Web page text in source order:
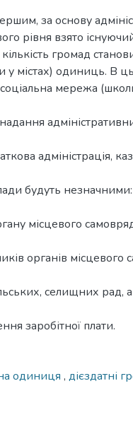
за основу
рівня взято
громад
у містах) одиниць. В
мережа
адміністрація,
будуть
місцевого
органів місцевого
селищних рад,
заробітної плати.
одиниця , дієздатні